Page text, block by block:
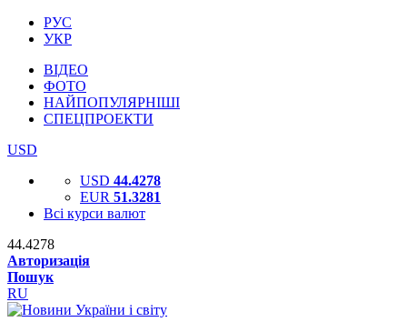
РУС
УКР
ВІДЕО
ФОТО
НАЙПОПУЛЯРНІШІ
СПЕЦПРОЕКТИ
USD
USD 44.4278
EUR 51.3281
Всі курси валют
44.4278
Авторизація
Пошук
RU